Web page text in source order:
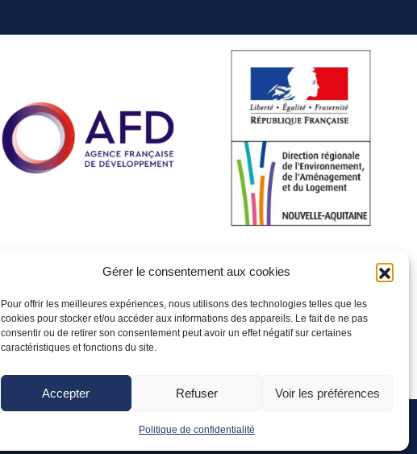
Gérer le consentement aux cookies
Pour offrir les meilleures expériences, nous utilisons des technologies telles que les
cookies pour stocker et/ou accéder aux informations des appareils. Le fait de ne pas
consentir ou de retirer son consentement peut avoir un effet négatif sur certaines
caractéristiques et fonctions du site.
Accepter Refuser Voir les préférences
Politique de confidentialité